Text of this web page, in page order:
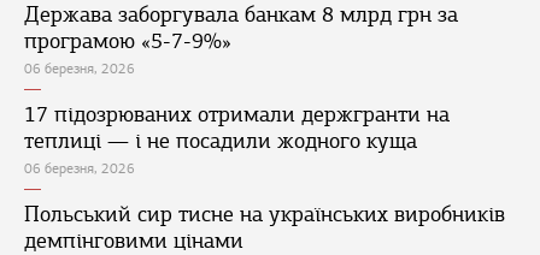
Держава заборгувала банкам 8 млрд грн за
програмою «5-7-9%»
06 березня, 2026
17 підозрюваних отримали держгранти на
теплиці — і не посадили жодного куща
06 березня, 2026
Польський сир тисне на українських виробників
демпінговими цінами